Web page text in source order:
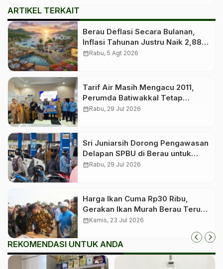
ARTIKEL TERKAIT
Berau Deflasi Secara Bulanan,
Inflasi Tahunan Justru Naik 2,88
Persen
calendar_monthRabu, 5 Agt 2026
Tarif Air Masih Mengacu 2011,
Perumda Batiwakkal Tetap
Berkontribusi untuk PAD
calendar_monthRabu, 29 Jul 2026
Sri Juniarsih Dorong Pengawasan
Delapan SPBU di Berau untuk
Cegah Penyimpangan
calendar_monthRabu, 29 Jul 2026
Harga Ikan Cuma Rp30 Ribu,
Gerakan Ikan Murah Berau Terus
Digelar Bergilir di 13 Kecamatan
calendar_monthKamis, 23 Jul 2026
REKOMENDASI UNTUK ANDA